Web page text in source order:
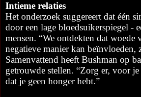
Intieme relaties
Het onderzoek suggereert dat één
door een lage bloedsuikerspiegel -
mensen. “We ontdekten dat
negatieve manier kan beïnvloeden,
Samenvattend heeft Bushman op
getrouwde stellen. “Zorg er, voor
dat je geen honger hebt.”